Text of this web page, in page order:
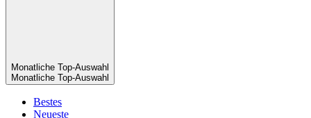
Monatliche Top-Auswahl
Monatliche Top-Auswahl
Bestes
Neueste